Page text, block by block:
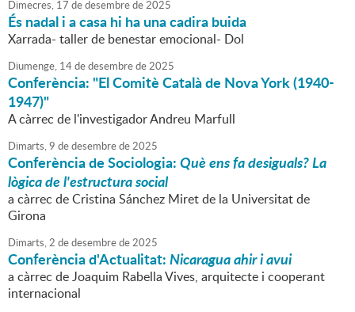
Dimecres, 17 dedesembrede2025
És nadal i a casa hi ha una cadira buida
Xarrada- taller de benestar emocional- Dol
Diumenge, 14dedesembrede2025
Conferència: "El Comitè Català de Nova York (1940-
1947)"
A càrrec de l'investigador Andreu Marfull
Dimarts,9 dedesembrede2025
Conferència de Sociologia:Què ens fa desiguals? La
lògica de l'estructura social
a càrrec de Cristina Sánchez Miret de la Universitat de
Girona
Dimarts,2 dedesembrede2025
Conferència d'Actualitat:Nicaragua ahir i avui
a càrrec de Joaquim Rabella Vives, arquitecte i cooperant
internacional